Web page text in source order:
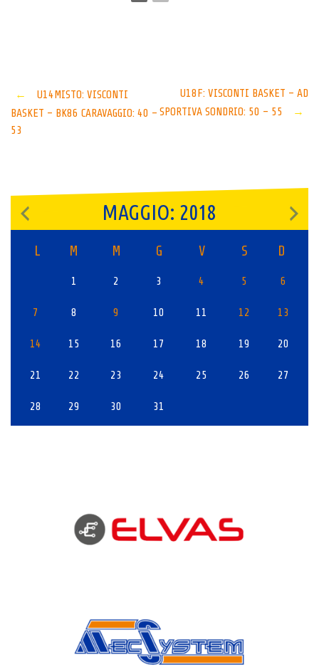
Post
navigation
←
U14MISTO: VISCONTI
BASKET – BK86 CARAVAGGIO: 40 –
53
U18F: VISCONTI BASKET – AD
SPORTIVA SONDRIO: 50 – 55
→
MAGGIO: 2018
L M M G V S D
1 2 3 4 5 6
7 8 9 10 11 12 13
14 15 16 17 18 19 20
21 22 23 24 25 26 27
28 29 30 31